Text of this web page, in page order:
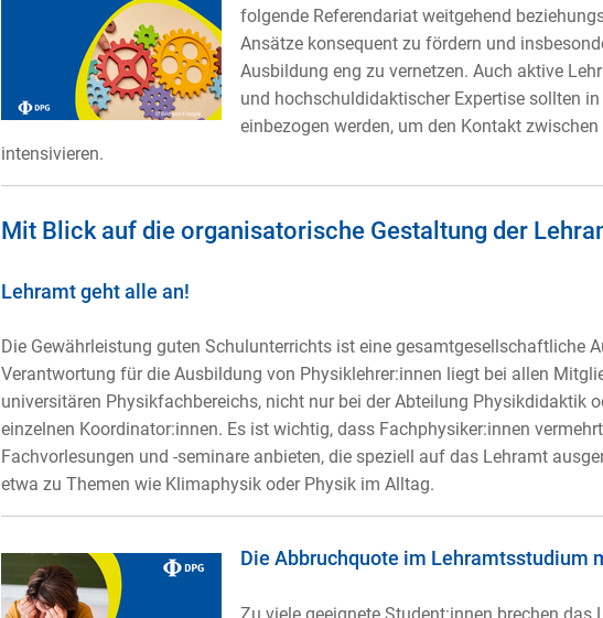
folgende Referendariat weitgehend
Ansätze konsequent zu fördern und
Ausbildung eng zu vernetzen. Auch aktive
und hochschuldidaktischer Expertise sollten
einbezogen werden, um den Kontakt
intensivieren.
Mit Blick auf die organisatorische Gestaltung der
Lehramt geht alle an!
Die Gewährleistung guten Schulunterrichts ist eine gesamtgesellschaftliche
Verantwortung für die Ausbildung von Physiklehrer:innen liegt bei allen
universitären Physikfachbereichs, nicht nur bei der Abteilung Physikdidaktik
einzelnen Koordinator:innen. Es ist wichtig, dass Fachphysiker:innen vermehrt
Fachvorlesungen und -seminare anbieten, die speziell auf das Lehramt
etwa zu Themen wie Klimaphysik oder Physik im Alltag.
Die Abbruchquote im Lehramtsstudium